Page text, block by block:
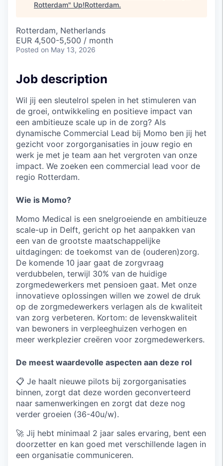
Rotterdam" Up!Rotterdam.
Rotterdam, Netherlands
EUR 4,500-5,500 / month
Posted on May 13, 2026
Job description
Wil jij een sleutelrol spelen in het stimuleren van
de groei, ontwikkeling en positieve impact van
een ambitieuze scale up in de zorg? Als
dynamische Commercial Lead bij Momo ben jij het
gezicht voor zorgorganisaties in jouw regio en
werk je met je team aan het vergroten van onze
impact. We zoeken een commercial lead voor de
regio Rotterdam.
Wie is Momo?
Momo Medical is een snelgroeiende en ambitieuze
scale-up in Delft, gericht op het aanpakken van
een van de grootste maatschappelijke
uitdagingen: de toekomst van de (ouderen)zorg.
De komende 10 jaar gaat de zorgvraag
verdubbelen, terwijl 30% van de huidige
zorgmedewerkers met pensioen gaat. Met onze
innovatieve oplossingen willen we zowel de druk
op de zorgmedewerkers verlagen als de kwaliteit
van zorg verbeteren. Kortom: de levenskwaliteit
van bewoners in verpleeghuizen verhogen en
meer werkplezier creëren voor zorgmedewerkers.
De meest waardevolle aspecten aan deze rol
📋 Je haalt nieuwe pilots bij zorgorganisaties
binnen, zorgt dat deze worden geconverteerd
naar samenwerkingen en zorgt dat deze nog
verder groeien (36-40u/w).
🚀 Jij hebt minimaal 2 jaar sales ervaring, bent een
doorzetter en kan goed met verschillende lagen in
een organisatie communiceren.